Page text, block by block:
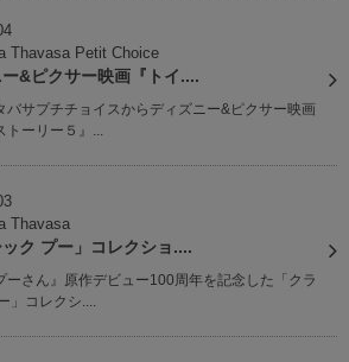
Thavasa Petit Choice
&ピクサー映画『トイ....
バサプチチョイスからディズニー&ピクサー映画
トーリー５』...
Thavasa
ック プー」コレクショ....
ーさん』原作デビュー100周年を記念した「クラ
」コレクシ....